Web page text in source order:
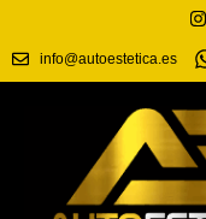
info@autoestetica.es